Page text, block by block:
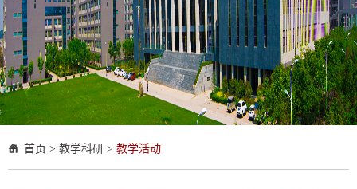
首页 > 教学科研 > 教学活动